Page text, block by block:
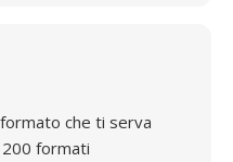
che ti serva
formati